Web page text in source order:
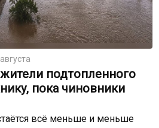
подтопленного
пока чиновники
всё меньше и меньше